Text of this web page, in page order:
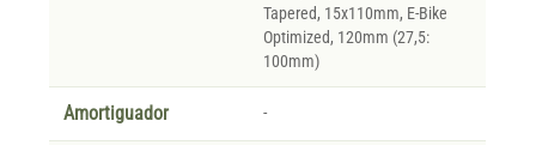
Tapered, 15x110mm, E-Bike
Optimized, 120mm (27,5:
100mm)
Amortiguador -